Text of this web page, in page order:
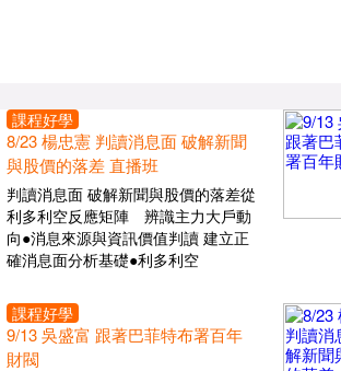
課程好學
8/23 楊忠憲 判讀消息面 破解新聞
與股價的落差 直播班
判讀消息面 破解新聞與股價的落差從
利多利空反應矩陣 辨識主力大戶動
向●消息來源與資訊價值判讀 建立正
確消息面分析基礎●利多利空
課程好學
9/13 吳盛富 跟著巴菲特布署百年
財閥